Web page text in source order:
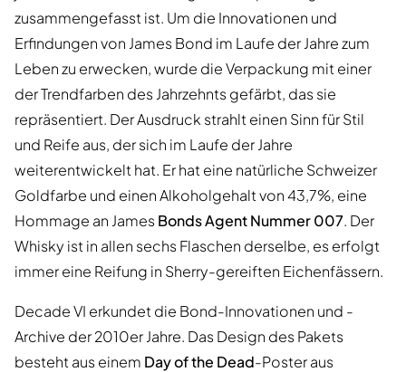
zusammengefasst ist. Um die Innovationen und
Erfindungen von James Bond im Laufe der Jahre zum
Leben zu erwecken, wurde die Verpackung mit einer
der Trendfarben des Jahrzehnts gefärbt, das sie
repräsentiert. Der Ausdruck strahlt einen Sinn für Stil
und Reife aus, der sich im Laufe der Jahre
weiterentwickelt hat. Er hat eine natürliche Schweizer
Goldfarbe und einen Alkoholgehalt von 43,7%, eine
Hommage an JamesBonds Agent Nummer 007. Der
Whisky ist in allen sechs Flaschen derselbe, es erfolgt
immer eine Reifung in Sherry-gereiften Eichenfässern.
Decade VI erkundet die Bond-Innovationen und -
Archive der 2010er Jahre. Das Design des Pakets
besteht aus einem Day of the Dead-Poster aus